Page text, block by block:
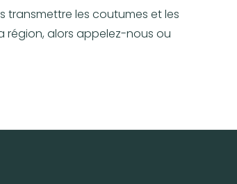
transmettre les coutumes et les
région, alors appelez-nous ou